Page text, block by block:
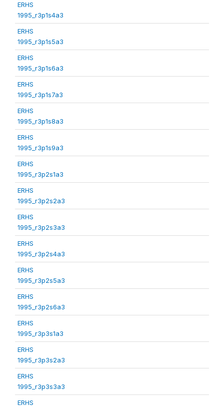
ERHS
1995_r3p1s4a3
ERHS
1995_r3p1s5a3
ERHS
1995_r3p1s6a3
ERHS
1995_r3p1s7a3
ERHS
1995_r3p1s8a3
ERHS
1995_r3p1s9a3
ERHS
1995_r3p2s1a3
ERHS
1995_r3p2s2a3
ERHS
1995_r3p2s3a3
ERHS
1995_r3p2s4a3
ERHS
1995_r3p2s5a3
ERHS
1995_r3p2s6a3
ERHS
1995_r3p3s1a3
ERHS
1995_r3p3s2a3
ERHS
1995_r3p3s3a3
ERHS